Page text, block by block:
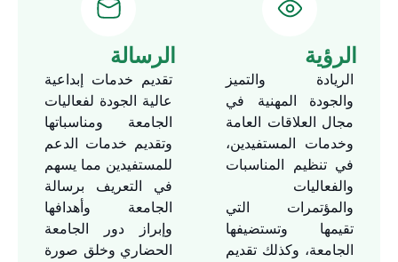
الرؤية
الريادة والتميز
والجودة المهنية في
مجال العلاقات العامة
وخدمات المستفيدين،
في تنظيم المناسبات
والفعاليات
والمؤتمرات التي
تقيمها وتستضيفها
الجامعة، وكذلك تقديم
الرسالة
تقديم خدمات إبداعية
عالية الجودة لفعاليات
الجامعة ومناسباتها
وتقديم خدمات الدعم
للمستفيدين مما يسهم
في التعريف برسالة
الجامعة وأهدافها
وإبراز دور الجامعة
الحضاري وخلق صورة